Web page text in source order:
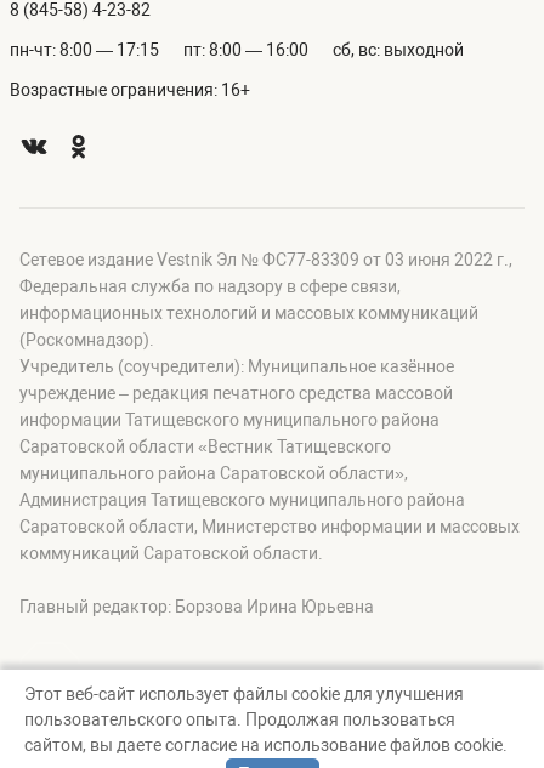
8 (845-58) 4-23-82
пн-чт: 8:00 — 17:15 пт: 8:00 — 16:00 сб, вс: выходной
Возрастные ограничения: 16+
Сетевое издание Vestnik Эл № ФС77-83309 от 03 июня 2022 г.,
Федеральная служба по надзору в сфере связи,
информационных технологий и массовых коммуникаций
(Роскомнадзор).
Учредитель (соучредители): Муниципальное казённое
учреждение – редакция печатного средства массовой
информации Татищевского муниципального района
Саратовской области «Вестник Татищевского
муниципального района Саратовской области»,
Администрация Татищевского муниципального района
Саратовской области, Министерство информации и массовых
коммуникаций Саратовской области.
Главный редактор: Борзова Ирина Юрьевна
© Вестник Татищевского муниципального района, 2026
Создание сайта — nopreset
Этот веб-сайт использует файлы cookie для улучшения
пользовательского опыта. Продолжая пользоваться
сайтом, вы даете согласие на использование файлов cookie.